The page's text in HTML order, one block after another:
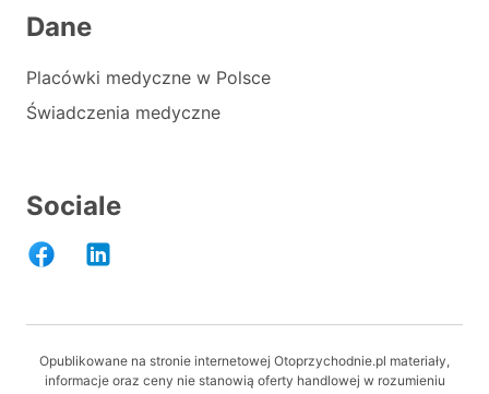
Dane
Placówki medyczne w Polsce
Świadczenia medyczne
Sociale
Opublikowane na stronie internetowej Otoprzychodnie.pl materiały,
informacje oraz ceny nie stanowią oferty handlowej w rozumieniu